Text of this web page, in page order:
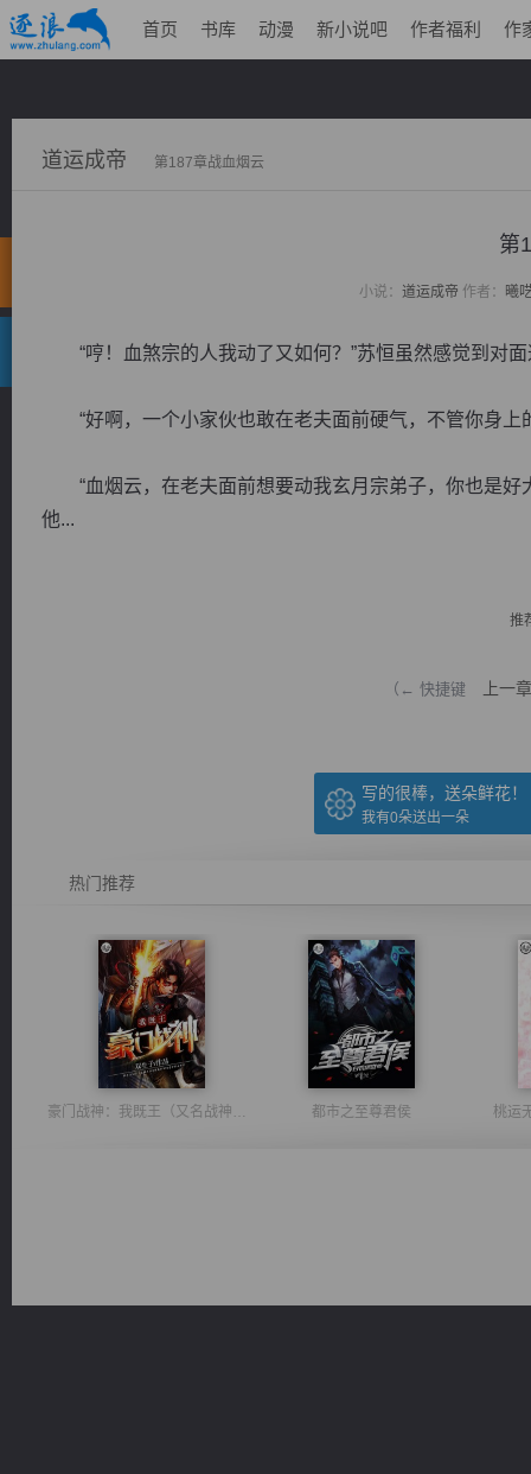
首页 书库 动漫 新小说吧 作者福利 作
道运成帝 第187章战血烟云
第
小说： 道运成帝 作者： 曦
“哼！血煞宗的人我动了又如何？”苏恒虽然感觉到对面
“好啊，一个小家伙也敢在老夫面前硬气，不管你身上
“血烟云，在老夫面前想要动我玄月宗弟子，你也是好
他...
推
（← 快捷键 上一章
写的很棒，送朵鲜花！
我有0朵送出一朵
热门推荐
豪门战神：我既王（又名战神归来不败神婿修罗战神） 都市之至尊君侯 桃运